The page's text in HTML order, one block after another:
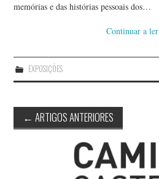
memórias e das histórias pessoais dos…
Continuar a ler
EXPOSIÇÕES
Post
navigation
← ARTIGOS ANTERIORES